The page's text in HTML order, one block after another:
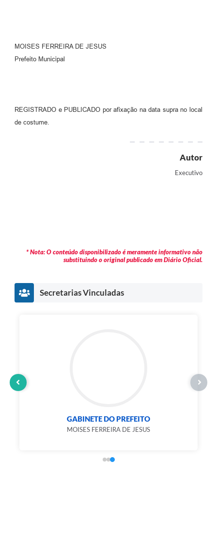
MOISES FERREIRA DE JESUS
Prefeito Municipal
REGISTRADO e PUBLICADO por afixação na data supra no local
de costume.
Autor
Executivo
* Nota: O conteúdo disponibilizado é meramente informativo não
substituindo o original publicado em Diário Oficial.
Secretarias Vinculadas
GABINETE DO PREFEITO
MOISES FERREIRA DE JESUS